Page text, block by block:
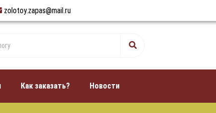
zolotoy.zapas@mail.ru
Как заказать? Новости